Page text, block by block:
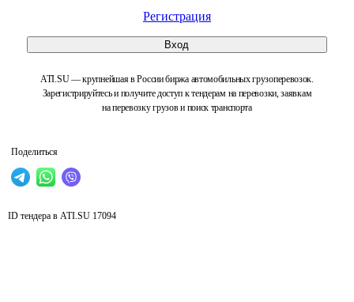
Регистрация
Вход
ATI.SU — крупнейшая в России биржа автомобильных грузоперевозок.
Зарегистрируйтесь и получите доступ к тендерам на перевозки, заявкам
на перевозку грузов и поиск транспорта
Поделиться
ID тендера в ATI.SU 17094